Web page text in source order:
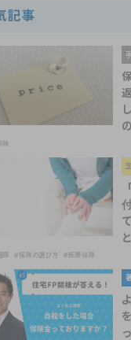
記事
険
#保険の選び方 #医療保険